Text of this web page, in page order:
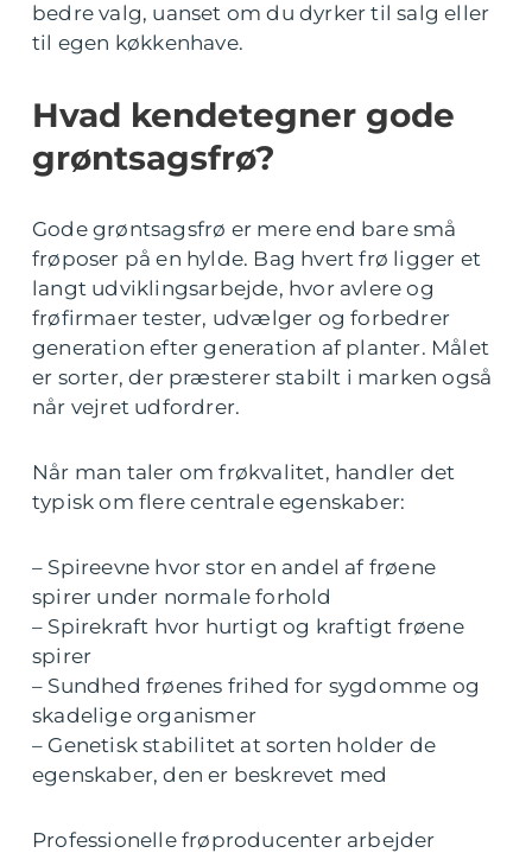
bedre valg, uanset om du dyrker til salg eller
til egen køkkenhave.
Hvad kendetegner gode
grøntsagsfrø?
Gode grøntsagsfrø er mere end bare små
frøposer på en hylde. Bag hvert frø ligger et
langt udviklingsarbejde, hvor avlere og
frøfirmaer tester, udvælger og forbedrer
generation efter generation af planter. Målet
er sorter, der præsterer stabilt i marken også
når vejret udfordrer.
Når man taler om frøkvalitet, handler det
typisk om flere centrale egenskaber:
– Spireevne hvor stor en andel af frøene
spirer under normale forhold
– Spirekraft hvor hurtigt og kraftigt frøene
spirer
– Sundhed frøenes frihed for sygdomme og
skadelige organismer
– Genetisk stabilitet at sorten holder de
egenskaber, den er beskrevet med
Professionelle frøproducenter arbejder